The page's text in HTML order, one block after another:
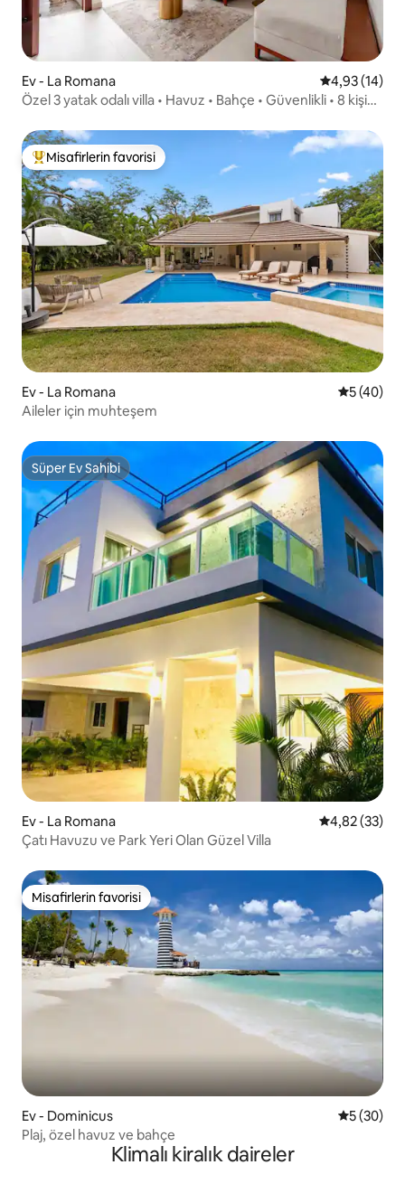
Ev - La Romana 5 üzerinden
4,93 (14)
Özel 3 yatak odalı villa • Havuz • Bahçe • Güvenlikli • 8 kişi
Misafirlerin favorilerinden en beğenilenler arasında
Misafirlerin favorisi
Ev - La Romana 55 (40)
Aileler için muhteşem
Süper Ev Sahibi
Süper Ev Sahibi
Ev - La Romana 5 üzerinden
4,82 (33)
Çatı Havuzu ve Park Yeri Olan Güzel Villa
Misafirlerin favorisi
Misafirlerin favorisi
Ev - Dominicus 55 (30)
Plaj, özel havuz ve bahçe
Klimalı kiralık daireler